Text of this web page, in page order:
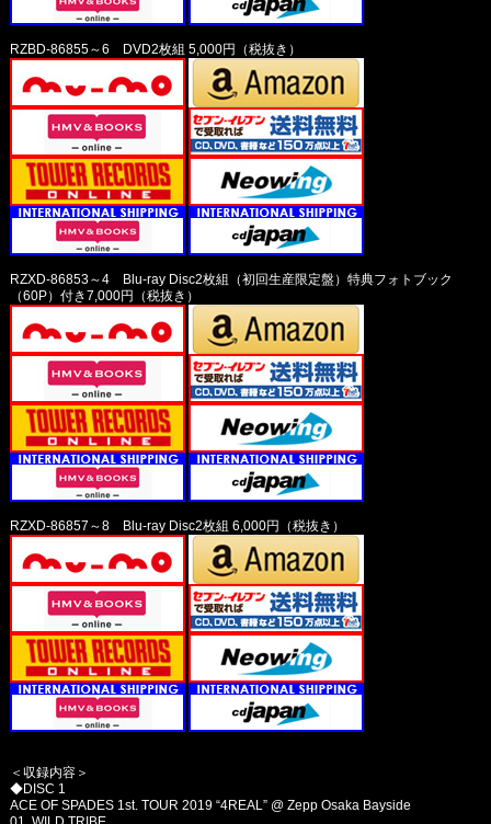
RZBD-86855～6 DVD2枚組 5,000円（税抜き）
RZXD-86853～4 Blu-ray Disc2枚組（初回生産限定盤）特典フォトブック
（60P）付き7,000円（税抜き）
RZXD-86857～8 Blu-ray Disc2枚組 6,000円（税抜き）
＜収録内容＞
◆DISC 1
ACE OF SPADES 1st. TOUR 2019 “4REAL” @ Zepp Osaka Bayside